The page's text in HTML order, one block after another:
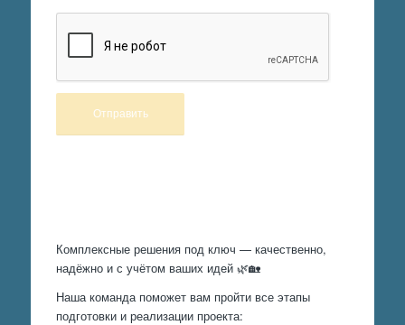
Комплексные решения под ключ — качественно,
надёжно и с учётом ваших идей 🌿🏡
Наша команда поможет вам пройти все этапы
подготовки и реализации проекта: